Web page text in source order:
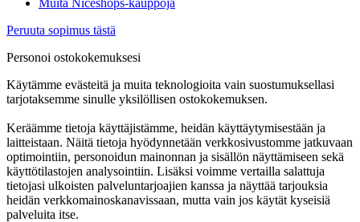
Peruuta sopimus tästä
Personoi ostokokemuksesi
Käytämme evästeitä ja muita teknologioita vain suostumuksellasi
tarjotaksemme sinulle yksilöllisen ostokokemuksen.
Keräämme tietoja käyttäjistämme, heidän käyttäytymisestään ja
laitteistaan. Näitä tietoja hyödynnetään verkkosivustomme jatkuvaan
optimointiin, personoidun mainonnan ja sisällön näyttämiseen sekä
käyttötilastojen analysointiin. Lisäksi voimme vertailla salattuja
tietojasi ulkoisten palveluntarjoajien kanssa ja näyttää tarjouksia
heidän verkkomainoskanavissaan, mutta vain jos käytät kyseisiä
palveluita itse.